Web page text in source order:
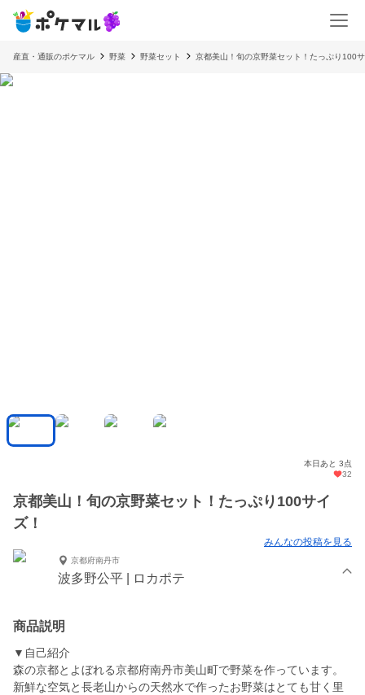
産直・通販のポケマル 野菜 野菜セット 京都美山！旬の京野菜セット！たっぷり100
本日あと 3点
32
京都美山！旬の京野菜セット！たっぷり100サイ
ズ！
みんなの投稿を見る
京都府南丹市
波多野公平 | ロカポテ
商品説明
▼自己紹介
森の京都とよぼれる京都府南丹市美山町で野菜を作っています。
新鮮な空気と長老山からの天然水で作ったお野菜はとても甘く里